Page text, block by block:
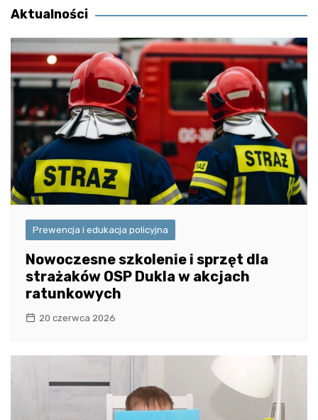
Aktualności
Prewencja i edukacja policyjna
Nowoczesne szkolenie i sprzęt dla
strażaków OSP Dukla w akcjach
ratunkowych
20 czerwca 2026